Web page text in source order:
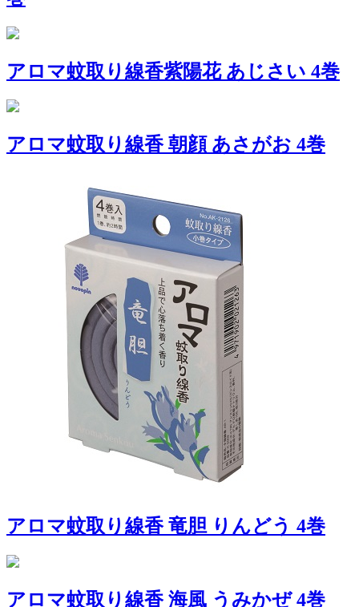
アロマ蚊取り線香紫陽花 あじさい 4巻
アロマ蚊取り線香 朝顔 あさがお 4巻
アロマ蚊取り線香 竜胆 りんどう 4巻
アロマ蚊取り線香 海風 うみかぜ 4巻